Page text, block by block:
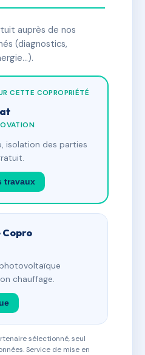
auprès de nos
(diagnostics,
CETTE COPROPRIÉTÉ
isolation des parties
travaux
Copro
chauffage.
sélectionné, seul
Service de mise en